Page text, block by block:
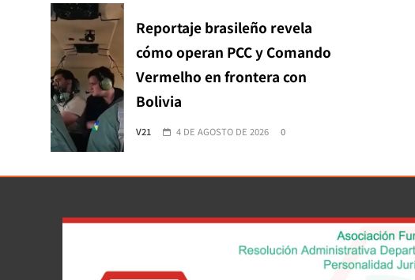
Reportaje brasileño revela
cómo operan PCC y Comando
Vermelho en frontera con
Bolivia
V21 4 DE AGOSTO DE 2026 0